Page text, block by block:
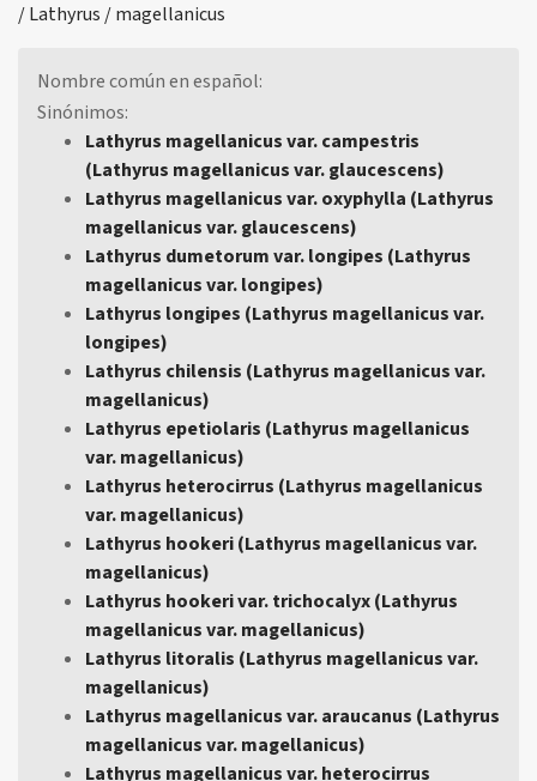
/ Lathyrus / magellanicus
Nombre común en español:
Sinónimos:
Lathyrus magellanicus var. campestris
(Lathyrus magellanicus var. glaucescens)
Lathyrus magellanicus var. oxyphylla (Lathyrus
magellanicus var. glaucescens)
Lathyrus dumetorum var. longipes (Lathyrus
magellanicus var. longipes)
Lathyrus longipes (Lathyrus magellanicus var.
longipes)
Lathyrus chilensis (Lathyrus magellanicus var.
magellanicus)
Lathyrus epetiolaris (Lathyrus magellanicus
var. magellanicus)
Lathyrus heterocirrus (Lathyrus magellanicus
var. magellanicus)
Lathyrus hookeri (Lathyrus magellanicus var.
magellanicus)
Lathyrus hookeri var. trichocalyx (Lathyrus
magellanicus var. magellanicus)
Lathyrus litoralis (Lathyrus magellanicus var.
magellanicus)
Lathyrus magellanicus var. araucanus (Lathyrus
magellanicus var. magellanicus)
Lathyrus magellanicus var. heterocirrus